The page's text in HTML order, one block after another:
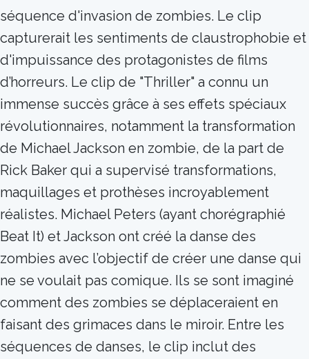
séquence d'invasion de zombies. Le clip
capturerait les sentiments de claustrophobie et
d'impuissance des protagonistes de films
d’horreurs. Le clip de "Thriller" a connu un
immense succès grâce à ses effets spéciaux
révolutionnaires, notamment la transformation
de Michael Jackson en zombie, de la part de
Rick Baker qui a supervisé transformations,
maquillages et prothèses incroyablement
réalistes. Michael Peters (ayant chorégraphié
Beat It) et Jackson ont créé la danse des
zombies avec l’objectif de créer une danse qui
ne se voulait pas comique. Ils se sont imaginé
comment des zombies se déplaceraient en
faisant des grimaces dans le miroir. Entre les
séquences de danses, le clip inclut des